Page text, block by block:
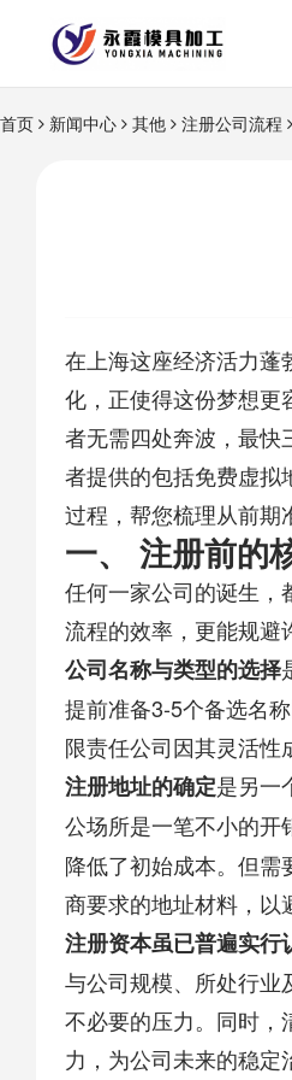
首页 新闻中心 其他 注册公司流程
在上海这座经济活力蓬
化，正使得这份梦想更
者无需四处奔波，最快
者提供的包括免费虚拟
过程，帮您梳理从前期
一、 注册前的
任何一家公司的诞生，
流程的效率，更能规避
​公司名称与类型的选择​
提前准备3-5个备选名
限责任公司因其灵活性
​注册地址的确定​是另一
公场所是一笔不小的开
降低了初始成本。但
商要求的地址材料，以
注册资本虽已普遍实行
与公司规模、所处行业
不必要的压力。同时，
力，为公司未来的稳定